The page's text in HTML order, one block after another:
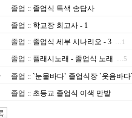
졸업 :: 졸업식 특색 송답사
졸업 :: 학교장 회고사 - 1
졸업 :: 졸업식 세부 시나리오 - 3 …1
졸업 :: 플래시노래 - 졸업식 노래 …5
졸업 :: `눈물바다` 졸업식장 `웃음바
졸업 :: 초등교 졸업식 이색 만발